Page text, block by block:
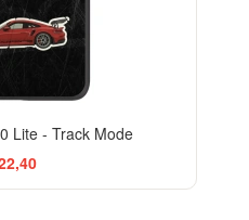
Lite - Track Mode